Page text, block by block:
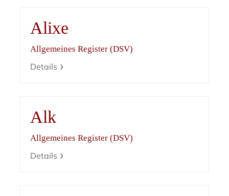
Alixe
Allgemeines Register (DSV)
Details
Alk
Allgemeines Register (DSV)
Details